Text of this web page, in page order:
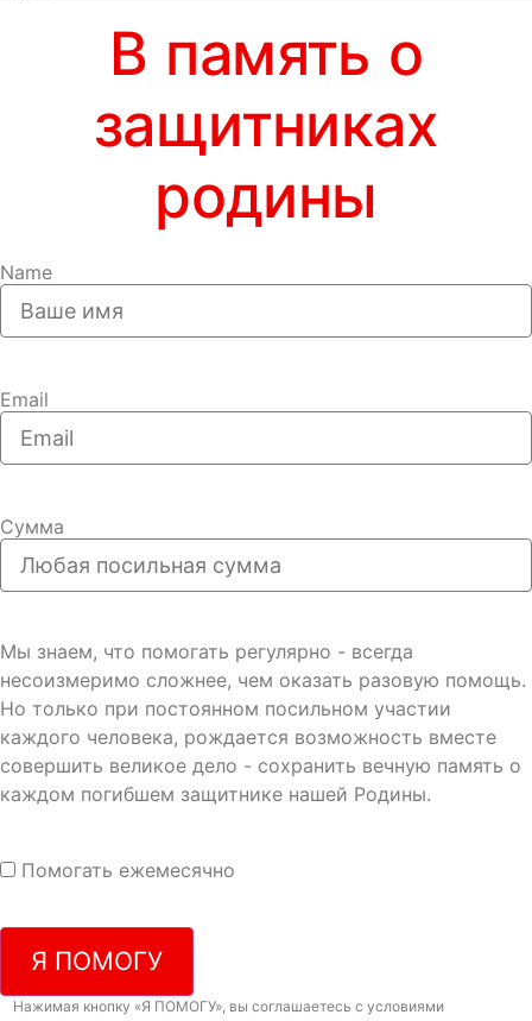
В память о
защитниках
родины
Name
Email
Сумма
Мы знаем, что помогать регулярно - всегда
несоизмеримо сложнее, чем оказать разовую помощь.
Но только при постоянном посильном участии
каждого человека, рождается возможность вместе
совершить великое дело - сохранить вечную память о
каждом погибшем защитнике нашей Родины.
Помогать ежемесячно
Я ПОМОГУ
Нажимая кнопку «Я ПОМОГУ», вы соглашаетесь с условиями